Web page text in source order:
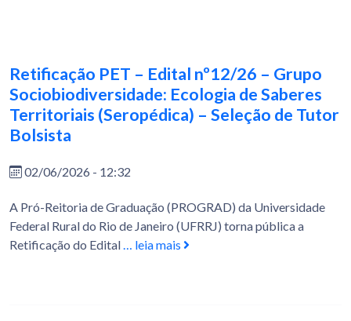
Retificação PET – Edital nº12/26 – Grupo
Sociobiodiversidade: Ecologia de Saberes
Territoriais (Seropédica) – Seleção de Tutor
Bolsista
02/06/2026 - 12:32
A Pró-Reitoria de Graduação (PROGRAD) da Universidade
Federal Rural do Rio de Janeiro (UFRRJ) torna pública a
Retificação do Edital
… leia mais